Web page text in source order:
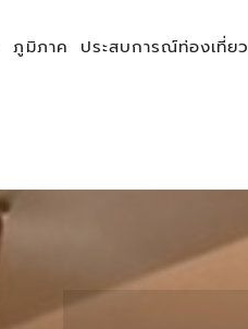
ภูมิภาค ประสบการณ์ท่องเที่ยว